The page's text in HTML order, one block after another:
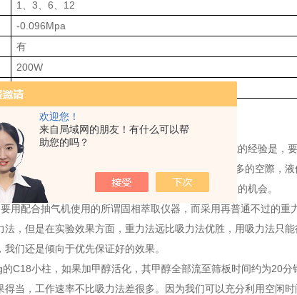
欢迎您！
来自局域网的朋友！有什么可以帮
助您的吗？
1、3、6、12
-0.096Mpa
有
200W
220V/50Hz
的试管托盘或支架
的一个问题就是:液体应该以什么速率过柱流出，我的经验是，
，我们如果局部放大地看，能够看到其实它们是有很多的空際，
用就地从通道流失;所以要慢，给它们一个充分作用的机会。
用配合抽气机使用的所谓固相萃取仪器，而采用再普通不过的
法，但是在实验效果方面，重力法远比吸力法优胜，用吸力法只
们还是倾向于优先保证好的效果。
C18小柱，如果加甲醇活化，其甲醇全部流至筛板时间约为20
得当，工作速率不比吸力法差很多。因为我们可以充分利用空闲